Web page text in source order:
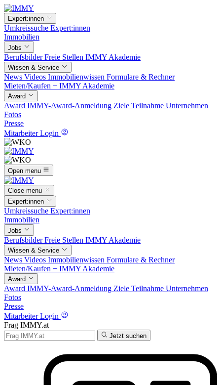
Expert:innen
Umkreissuche Expert:innen
Immobilien
Jobs
BerufsbilderFreie Stellen IMMY Akademie
Wissen & Service
News Videos Immobilienwissen Formulare & Rechner
Mieten/Kaufen + IMMY Akademie
Award
Award IMMY-Award-Anmeldung Ziele Teilnahme Unternehmen
Fotos
Presse
Mitarbeiter Login
Open menu
Close menu
Expert:innen
Umkreissuche Expert:innen
Immobilien
Jobs
BerufsbilderFreie Stellen IMMY Akademie
Wissen & Service
News Videos Immobilienwissen Formulare & Rechner
Mieten/Kaufen + IMMY Akademie
Award
Award IMMY-Award-Anmeldung Ziele Teilnahme Unternehmen
Fotos
Presse
Mitarbeiter Login
Frag IMMY.at
Jetzt suchen